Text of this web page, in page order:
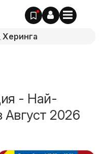
- Най-
Август 2026